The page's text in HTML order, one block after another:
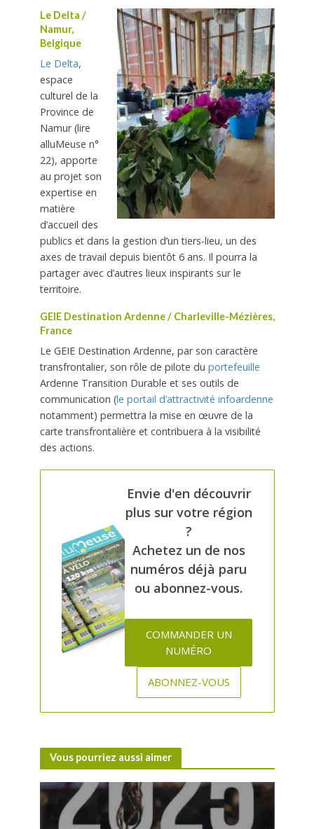
Le Delta /
Namur,
Belgique
Le Delta,
espace
culturel de la
Province de
Namur (lire
alluMeuse n°
22), apporte
au projet son
expertise en
matière
d’accueil des
publics et dans la gestion d’untiers-lieu, un des
axes de travail depuis bientôt 6 ans. Il pourra la
partager avec d’autres lieux inspirants sur le
territoire.
GEIE Destination Ardenne / Charleville-Mézières,
France
Le GEIE Destination Ardenne, par son caractère
transfrontalier, son rôle de pilote du portefeuille
Ardenne Transition Durable et ses outils de
communication (le portail d’attractivité infoardenne
notamment) permettra la mise en œuvre de la
carte transfrontalière et contribuera à la visibilité
des actions.
Envie d'en découvrir
plus sur votre région
?
Achetez un de nos
numéros déjà paru
ou abonnez-vous.
COMMANDER UN
NUMÉRO
ABONNEZ-VOUS
Vous pourriez aussi aimer